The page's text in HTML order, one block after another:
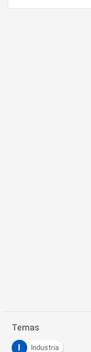
Temas
Industria